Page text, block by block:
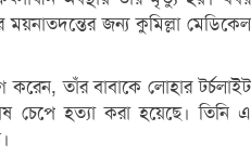
জন্য কুমিল্লা মেডিকেল
তাঁর বাবাকে লোহার টর্চলাইট
চেপে হত্যা করা হয়েছে। তিনি এ